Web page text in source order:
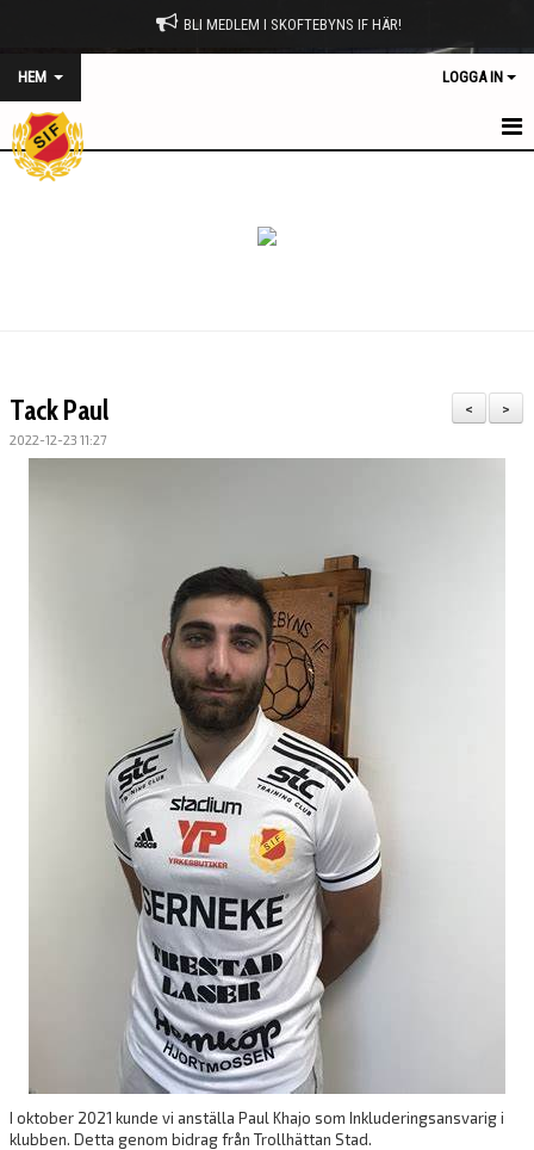
BLI MEDLEM I SKOFTEBYNS IF HÄR!
HEM LOGGA IN
HEM
KALENDER
LOVAKTIVITET
SKOFTEBYNS VÄNNER
>
<
Tack Paul
2022-12-23 11:27
I oktober 2021 kunde vi anställa Paul Khajo som Inkluderingsansvarig i
klubben. Detta genom bidrag från Trollhättan Stad.